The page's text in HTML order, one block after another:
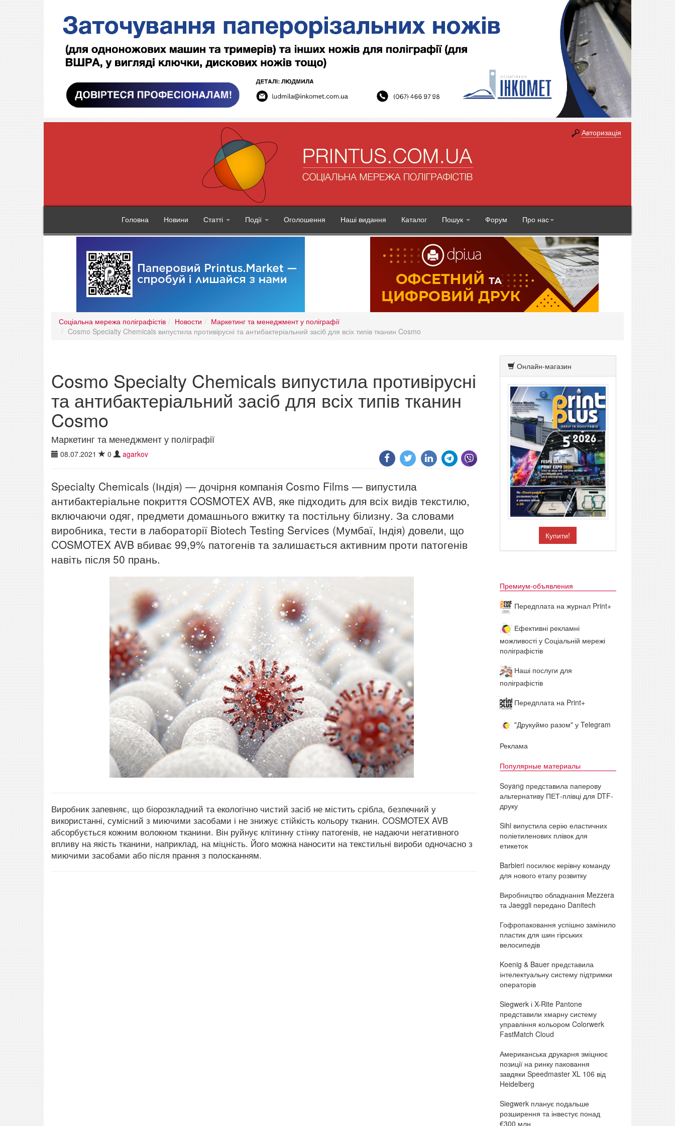
Авторизація
Головна Новини Статті Події Оголошення Наші видання Каталог Пошук Форум Про нас
Соціальна мережа поліграфістів Новости
Маркетинг та менеджмент у поліграфії
Cosmo Specialty Chemicals випустила противірусні та антибактеріальний засіб для всіх типів тканин Cosmo
Cosmo Specialty Chemicals випустила противірусні
та антибактеріальний засіб для всіх типів тканин
Cosmo
Маркетинг та менеджмент у поліграфії
08.07.2021 0 agarkov
Specialty Chemicals (Індія) — дочірня компанія Cosmo Films — випустила
антибактеріальне покриття COSMOTEX AVB, яке підходить для всіх видів текстилю,
включаючи одяг, предмети домашнього вжитку та постільну білизну. За словами
виробника, тести в лабораторії Biotech Testing Services (Мумбаї, Індія) довели, що
COSMOTEX AVB вбиває 99,9% патогенів та залишається активним проти патогенів
навіть після 50 прань.
Виробник запевняє, що біорозкладний та екологічно чистий засіб не містить срібла, безпечний у
використанні, сумісний з миючими засобами і не знижує стійкість кольору тканин. COSMOTEX AVB
абсорбується кожним волокном тканини. Він руйнує клітинну стінку патогенів, не надаючи негативного
впливу на якість тканини, наприклад, на міцність. Його можна наносити на текстильні вироби одночасно з
миючими засобами або після прання з полосканням.
Онлайн-магазин
Купити!
Премиум-объявления
Передплата на журнал Print+
Ефективні рекламні
можливості у Соціальній мережі
поліграфістів
Наші послуги для
поліграфістів
Передплата на Print+
"Друкуймо разом" у Telegram
Реклама
Популярные материалы
Soyang представила паперову
альтернативу ПЕТ-плівці для DTF-
друку
Sihl випустила серію еластичних
поліетиленових плівок для
етикеток
Barbieri посилює керівну команду
для нового етапу розвитку
Виробництво обладнання Mezzera
та Jaeggli передано Danitech
Гофропаковання успішно замінило
пластик для шин гірських
велосипедів
Koenig & Bauer представила
інтелектуальну систему підтримки
операторів
Siegwerk і X-Rite Pantone
представили хмарну систему
управління кольором Colorwerk
FastMatch Cloud
Американська друкарня зміцнює
позиції на ринку паковання
завдяки Speedmaster XL 106 від
Heidelberg
Siegwerk планує подальше
розширення та інвестує понад
€300 млн